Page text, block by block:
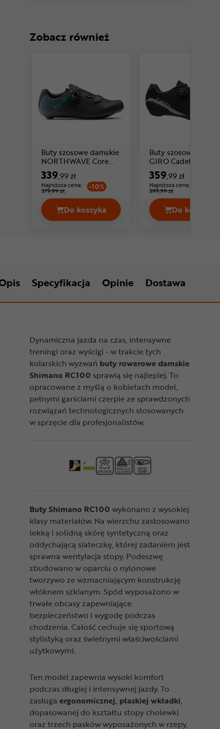
Zobacz również
Buty szosowe damskie
NORTHWAVE Core
Plus 2 Wmn
339,99 zł
Najniższa cena:
379,99 zł -10%
Do koszyka
Buty szosowe damskie
Buty szosowe
GIRO Cadet W
359,99 zł
Najniższa cena:
399,99 zł
Do koszyka
Buty
Specyfikacja Opinie Dostawa
Dynamiczna jazda na czas, intensywne
treningi oraz wyścigi - w trakcie tych
kolarskich wyzwań buty rowerowe damskie
Shimano RC100 sprawią się najlepiej. To
opracowane z myślą o kobietach model,
pełnymi garściami czerpie ze sprawdzonych
rozwiązań technologicznych stosowanych
w sprzęcie dla profesjonalistów.
Buty Shimano RC100 wykonano z wysokiej
klasy materiałów. Na wierzchu zastosowano
lekką i solidną skórę syntetyczną oraz
oddychającą siateczkę, której zadaniem jest
sprawna wentylacja stopy. Podeszwę
zbudowano w oparciu o nylonowe
tworzywo ze wzmacniającym konstrukcję
włóknem szklanym. Spód wyposażono w
trwałe obcasy zapewniające
bezpieczeństwo i wygodę podczas
chodzenia. Całość cechuje się sportową
stylistyką oraz świetnymi właściwościami
użytkowymi.
Ten model zapewnia wysoki komfort
podczas długiej i intensywnej jazdy. To
zasługa ergonomicznej, płaskiej wkładki,
dopasowanej do kształtu stopy cholewki
oraz trzech pasków wyposażonych w rzepy,